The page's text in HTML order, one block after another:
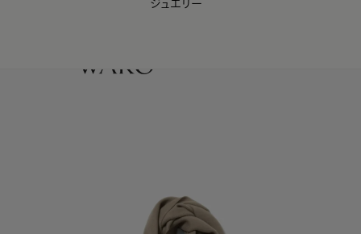
WAKO Membership Program連携はこちら
ジュエリー